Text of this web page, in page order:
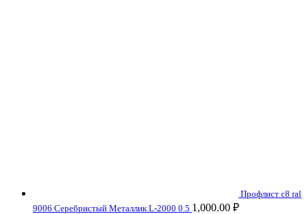
Профлист с8 ral
9006 Серебристый Металлик L-2000 0.5 1,000.00 ₽